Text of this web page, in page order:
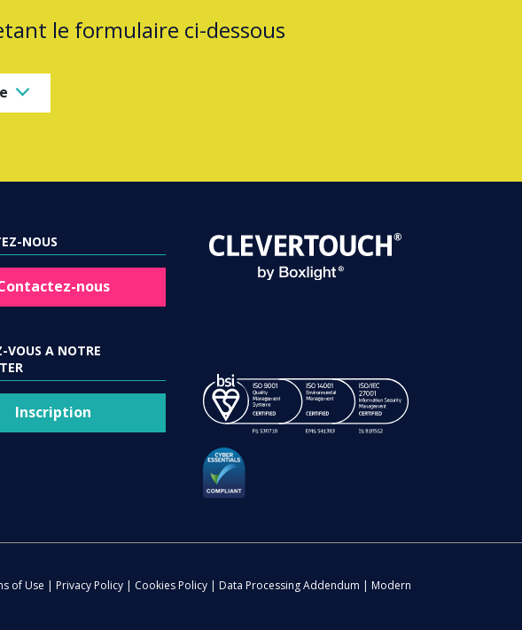
le formulaire ci-dessous
NOUS
nous
VOUS A NOTRE
Inscription
of Use | Privacy Policy | Cookies Policy | Data Processing Addendum | Modern